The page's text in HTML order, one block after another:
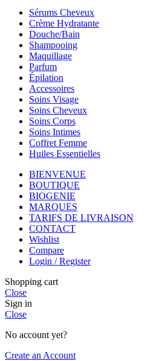
Sérums Cheveux
Crème Hydratante
Douche/Bain
Shampooing
Maquillage
Parfum
Épilation
Accessoires
Soins Visage
Soins Cheveux
Soins Corps
Soins Intimes
Coffret Femme
Huiles Essentielles
BIENVENUE
BOUTIQUE
BIOGENIE
MARQUES
TARIFS DE LIVRAISON
CONTACT
Wishlist
Compare
Login / Register
Shopping cart
Close
Sign in
Close
No account yet?
Create an Account